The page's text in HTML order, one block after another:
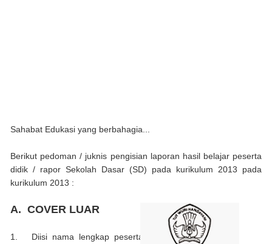
Sahabat Edukasi yang berbahagia...
Berikut pedoman / juknis pengisian laporan hasil belajar peserta
didik / rapor Sekolah Dasar (SD) pada kurikulum 2013 pada
kurikulum 2013 :
A. COVER LUAR
1. Diisi nama lengkap peserta